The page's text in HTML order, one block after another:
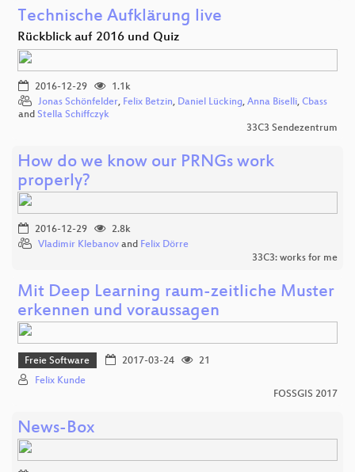
Technische Aufklärung live
Rückblick auf 2016 und Quiz
2016-12-29
1.1k
Jonas Schönfelder, Felix Betzin, Daniel Lücking, Anna Biselli, Cbass
and Stella Schiffczyk
33C3 Sendezentrum
How do we know our PRNGs work
properly?
2016-12-29
2.8k
Vladimir Klebanov and Felix Dörre
33C3: works for me
Mit Deep Learning raum-zeitliche Muster
erkennen und voraussagen
Freie Software 2017-03-24
21
Felix Kunde
FOSSGIS 2017
News-Box